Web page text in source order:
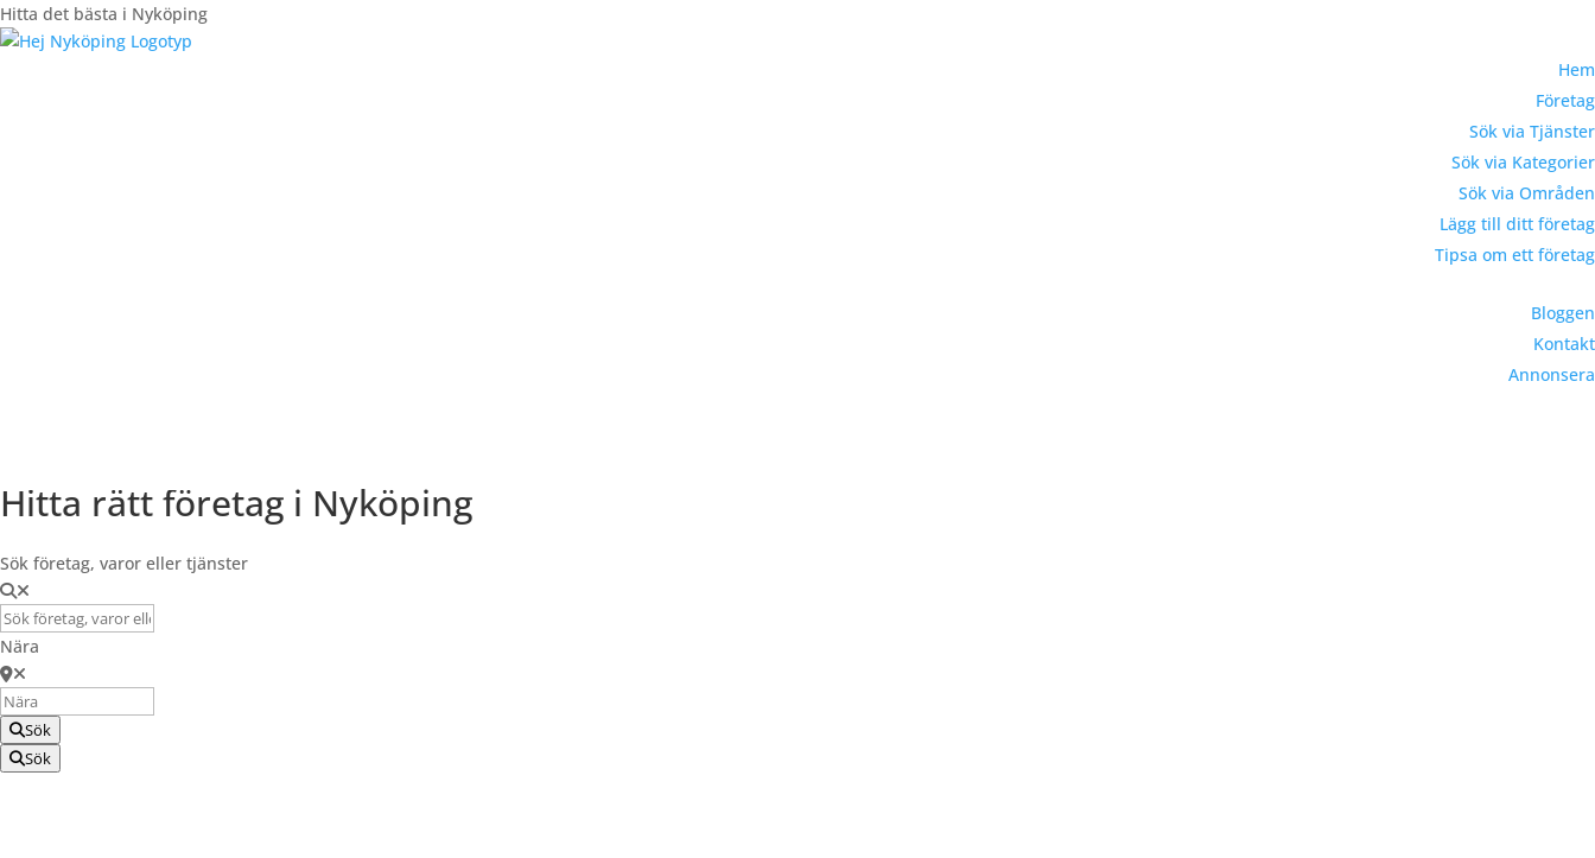
Hitta det bästa i Nyköping
Hem
Företag
Sök via Tjänster
Sök via Kategorier
Sök via Områden
Lägg till ditt företag
Tipsa om ett företag
Bloggen
Kontakt
Annonsera
Hitta rätt företag i Nyköping
Sök företag, varor eller tjänster
Nära
Sök
Sök